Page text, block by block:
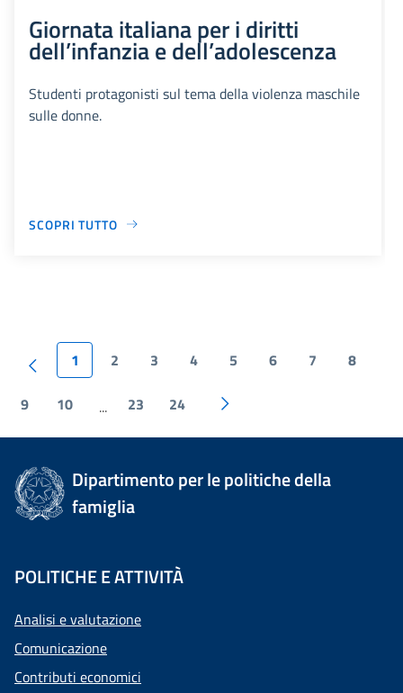
Giornata italiana per i diritti
dell’infanzia e dell’adolescenza
Studenti protagonisti sul tema della violenza maschile
sulle donne.
SCOPRI TUTTO
1 2 3 4 5 6 7 8
9 10 ... 23 24
Dipartimento per le politiche della
famiglia
POLITICHE E ATTIVITÀ
Analisi e valutazione
Comunicazione
Contributi economici